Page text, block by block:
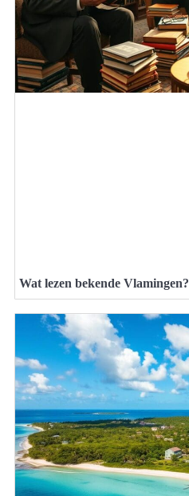
Wat lezen bekende Vlamingen?